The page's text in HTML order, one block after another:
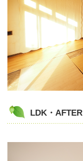
LDK・AFTER